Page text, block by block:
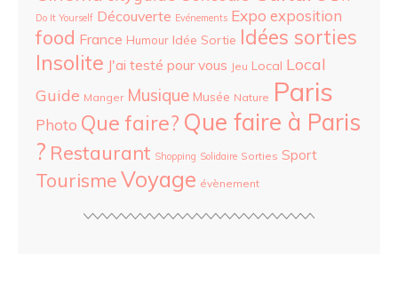
Do It Yourself Découverte Evénements Expo exposition
food France Humour Idée Sortie Idées sorties
Insolite J'ai testé pour vous Jeu Local Local
Guide Manger Musique Musée Nature Paris
Photo Que faire? Que faire à Paris
? Restaurant Shopping Solidaire Sorties Sport
TourismeVoyage évènement